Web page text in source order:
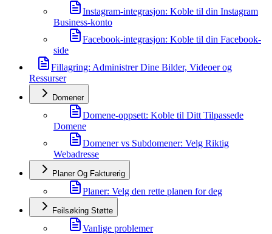
Instagram-integrasjon: Koble til din Instagram
Business-konto
Facebook-integrasjon: Koble til din Facebook-
side
Fillagring: Administrer Dine Bilder, Videoer og
Ressurser
Domener
Domene-oppsett: Koble til Ditt Tilpassede
Domene
Domener vs Subdomener: Velg Riktig
Webadresse
Planer Og Fakturerig
Planer: Velg den rette planen for deg
Feilsøking Støtte
Vanlige problemer